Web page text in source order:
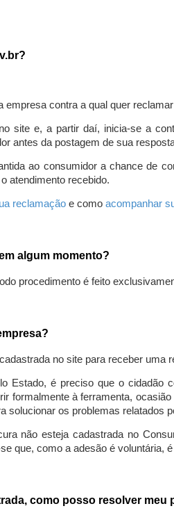
empresa contra a qual quer
site e, a partir daí, inicia-se a
antes da postagem de sua
ao consumidor a chance de
atendimento recebido.
reclamação e como acompanhar
algum momento?
procedimento é feito
no site para receber uma
Estado, é preciso que o
formalmente à ferramenta,
solucionar os problemas relatados
não esteja cadastrada no
que, como a adesão é voluntária,
como posso resolver meu